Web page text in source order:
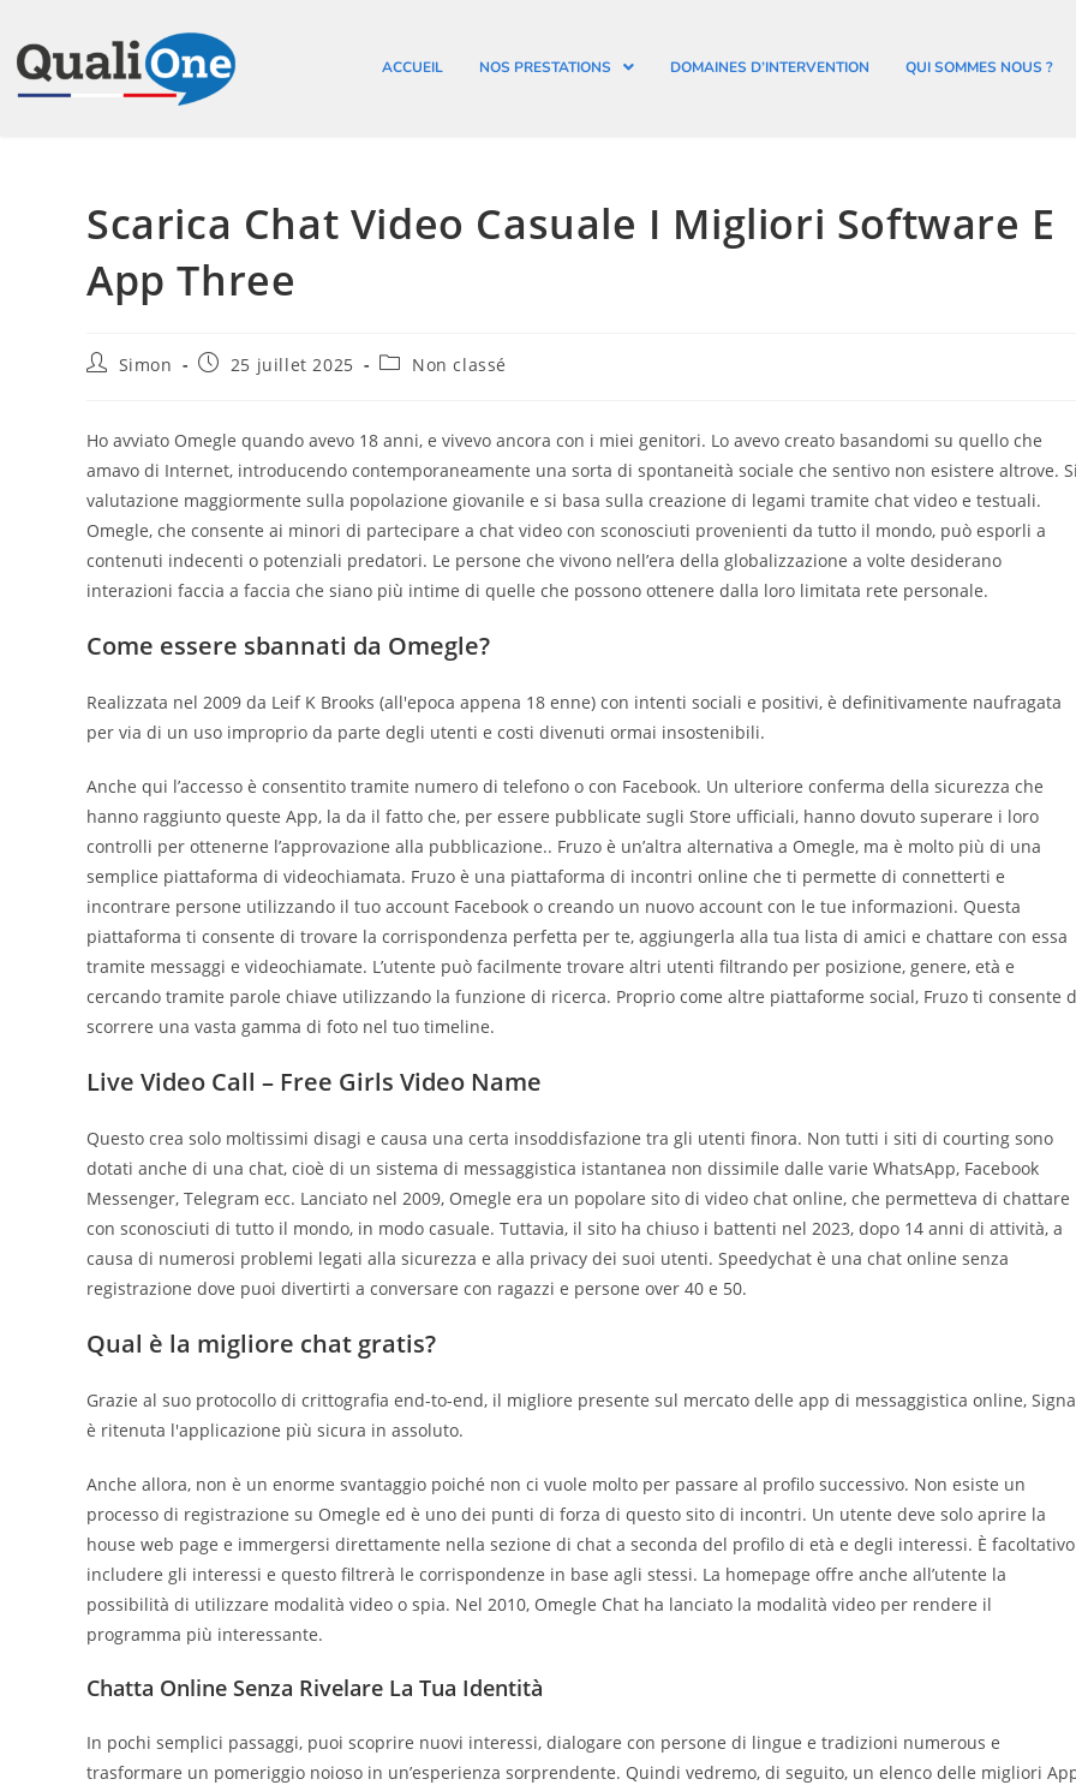
ACCUEIL NOS PRESTATIONS DOMAINES D’INTERVENTION QUI SOMMES NOUS ?
Scarica Chat Video Casuale I Migliori Software E
App Three
Simon 25 juillet 2025 Non classé
Ho avviato Omegle quando avevo 18 anni, e vivevo ancora con i miei genitori. Lo avevo creato basandomi su quello che
amavo di Internet, introducendo contemporaneamente una sorta di spontaneità sociale che sentivo non esistere altrove. Si
valutazione maggiormente sulla popolazione giovanile e si basa sulla creazione di legami tramite chat video e testuali.
Omegle, che consente ai minori di partecipare a chat video con sconosciuti provenienti da tutto il mondo, può esporli a
contenuti indecenti o potenziali predatori. Le persone che vivono nell’era della globalizzazione a volte desiderano
interazioni faccia a faccia che siano più intime di quelle che possono ottenere dalla loro limitata rete personale.
Come essere sbannati da Omegle?
Realizzata nel 2009 da Leif K Brooks (all'epoca appena 18 enne) con intenti sociali e positivi, è definitivamente naufragata
per via di un uso improprio da parte degli utenti e costi divenuti ormai insostenibili.
Anche qui l’accesso è consentito tramite numero di telefono o con Facebook. Un ulteriore conferma della sicurezza che
hanno raggiunto queste App, la da il fatto che, per essere pubblicate sugli Store ufficiali, hanno dovuto superare i loro
controlli per ottenerne l’approvazione alla pubblicazione.. Fruzo è un’altra alternativa a Omegle, ma è molto più di una
semplice piattaforma di videochiamata. Fruzo è una piattaforma di incontri online che ti permette di connetterti e
incontrare persone utilizzando il tuo account Facebook o creando un nuovo account con le tue informazioni. Questa
piattaforma ti consente di trovare la corrispondenza perfetta per te, aggiungerla alla tua lista di amici e chattare con essa
tramite messaggi e videochiamate. L’utente può facilmente trovare altri utenti filtrando per posizione, genere, età e
cercando tramite parole chiave utilizzando la funzione di ricerca. Proprio come altre piattaforme social, Fruzo ti consente
scorrere una vasta gamma di foto nel tuo timeline.
Live Video Call – Free Girls Video Name
Questo crea solo moltissimi disagi e causa una certa insoddisfazione tra gli utenti finora. Non tutti i siti di courting sono
dotati anche di una chat, cioè di un sistema di messaggistica istantanea non dissimile dalle varie WhatsApp, Facebook
Messenger, Telegram ecc. Lanciato nel 2009, Omegle era un popolare sito di video chat online, che permetteva di chattare
con sconosciuti di tutto il mondo, in modo casuale. Tuttavia, il sito ha chiuso i battenti nel 2023, dopo 14 anni di attività, a
causa di numerosi problemi legati alla sicurezza e alla privacy dei suoi utenti. Speedychat è una chat online senza
registrazione dove puoi divertirti a conversare con ragazzi e persone over 40 e 50.
Qual è la migliore chat gratis?
Grazie al suo protocollo di crittografia end-to-end, il migliore presente sul mercato delle app di messaggistica online,
è ritenuta l'applicazione più sicura in assoluto.
Anche allora, non è un enorme svantaggio poiché non ci vuole molto per passare al profilo successivo. Non esiste un
processo di registrazione su Omegle ed è uno dei punti di forza di questo sito di incontri. Un utente deve solo aprire la
house web page e immergersi direttamente nella sezione di chat a seconda del profilo di età e degli interessi. È facoltativo
includere gli interessi e questo filtrerà le corrispondenze in base agli stessi. La homepage offre anche all’utente la
possibilità di utilizzare modalità video o spia. Nel 2010, Omegle Chat ha lanciato la modalità video per rendere il
programma più interessante.
Chatta Online Senza Rivelare La Tua Identità
In pochi semplici passaggi, puoi scoprire nuovi interessi, dialogare con persone di lingue e tradizioni numerous e
trasformare un pomeriggio noioso in un’esperienza sorprendente. Quindi vedremo, di seguito, un elenco delle migliori